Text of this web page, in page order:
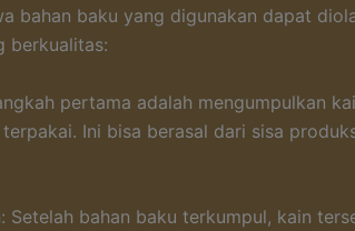
bahan baku yang digunakan dapat
berkualitas:
pertama adalah mengumpulkan
Ini bisa berasal dari sisa
Setelah bahan baku terkumpul, kain